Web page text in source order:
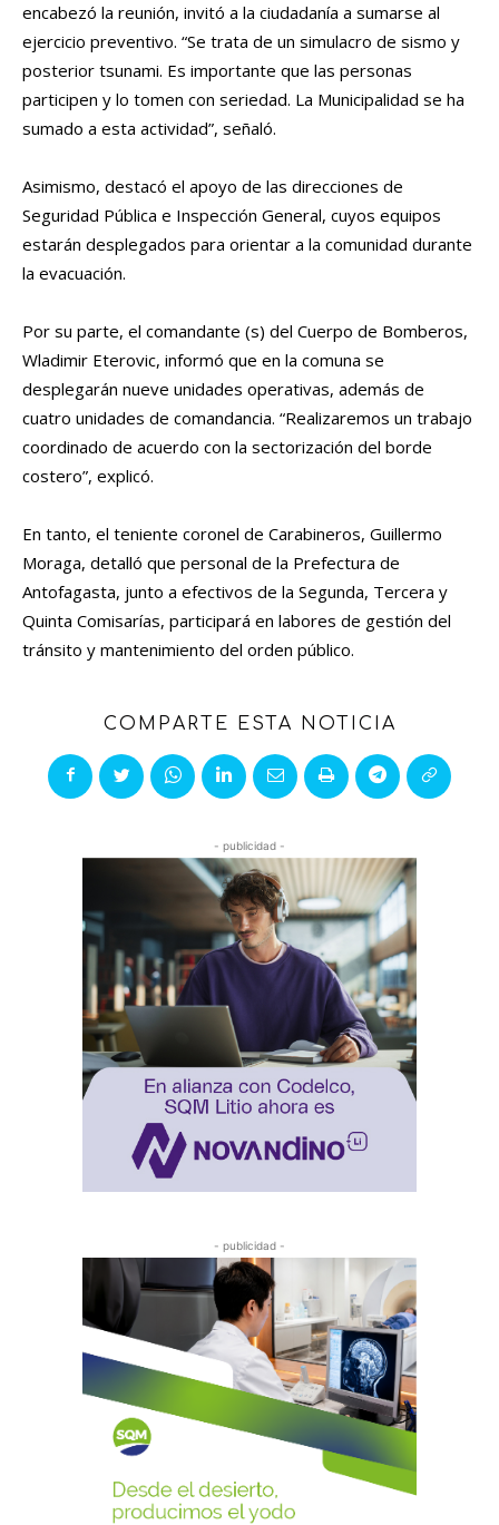
encabezó la reunión, invitó a la ciudadanía a sumarse al
ejercicio preventivo. “Se trata de un simulacro de sismo y
posterior tsunami. Es importante que las personas
participen y lo tomen con seriedad. La Municipalidad se ha
sumado a esta actividad”, señaló.
Asimismo, destacó el apoyo de las direcciones de
Seguridad Pública e Inspección General, cuyos equipos
estarán desplegados para orientar a la comunidad durante
la evacuación.
Por su parte, el comandante (s) del Cuerpo de Bomberos,
Wladimir Eterovic, informó que en la comuna se
desplegarán nueve unidades operativas, además de
cuatro unidades de comandancia. “Realizaremos un trabajo
coordinado de acuerdo con la sectorización del borde
costero”, explicó.
En tanto, el teniente coronel de Carabineros, Guillermo
Moraga, detalló que personal de la Prefectura de
Antofagasta, junto a efectivos de la Segunda, Tercera y
Quinta Comisarías, participará en labores de gestión del
tránsito y mantenimiento del orden público.
COMPARTE ESTA NOTICIA
- publicidad -
- publicidad -